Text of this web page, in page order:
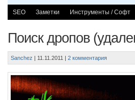
SEO Заметки Инструменты / Софт
Поиск дропов
Sanchez | 11.11.2011 | 2 комментария